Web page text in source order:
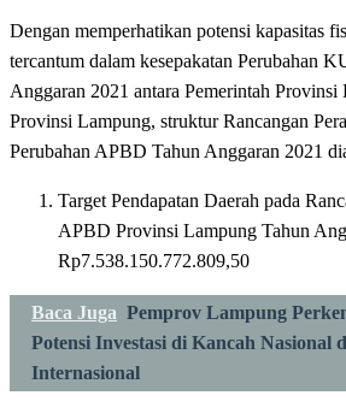
Dengan memperhatikan potensi kapasitas
tercantum dalam kesepakatan Perubahan
Anggaran 2021 antara Pemerintah
Provinsi Lampung, struktur Rancangan
Perubahan APBD Tahun Anggaran 2021
Target Pendapatan Daerah pada
APBD Provinsi Lampung Tahun
Rp7.538.150.772.809,50
Baca Juga Pemprov Lampung
Potensi Investasi di Kancah Nasional
Internasional